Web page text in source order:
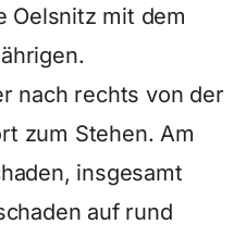
Oelsnitz mit dem
nach rechts von der
zum Stehen. Am
insgesamt
auf rund